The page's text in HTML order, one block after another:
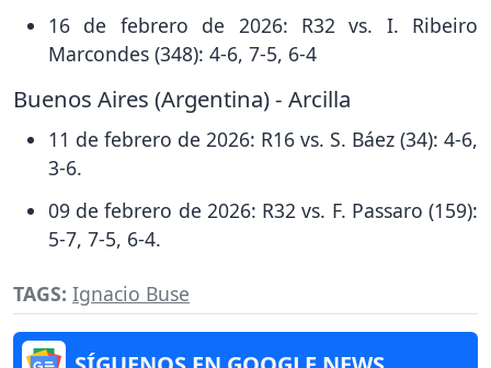
16 de febrero de 2026: R32 vs. I. Ribeiro
Marcondes (348): 4-6, 7-5, 6-4
Buenos Aires (Argentina) - Arcilla
11 de febrero de 2026: R16 vs. S. Báez (34): 4-6,
3-6.
09 de febrero de 2026: R32 vs. F. Passaro (159):
5-7, 7-5, 6-4.
TAGS: Ignacio Buse